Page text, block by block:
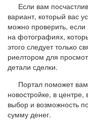
Если вам
вариант, который вас
можно проверить, если
на фотографиях,
этого следует только
риелтором для
детали сделки.
Портал поможет
новостройке, в
выбор и возможность
сумму денег.